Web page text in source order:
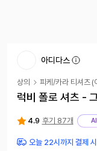
아디다스
상의 피케/카라 티셔츠 (
럭비 폴로 셔츠 -
4.9 후기 87개
오늘 22시까지 결제